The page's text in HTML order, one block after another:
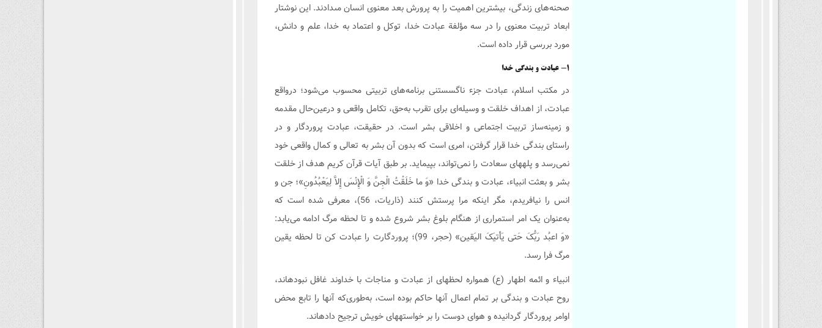
صحنه‌های زندگى، بیشترین اهمیت را به پرورش بعد معنوی انسان مى‏دادند. این نوشتار
ابعاد تربیت معنوی را در سه مؤلفة عبادت خدا، توکل و اعتماد به خدا، علم و دانش،
مورد بررسی قرار داده است.
1- عبادت و بندگی خدا
در مکتب اسلام، عبادت جزء ناگسستنی برنامه‌های تربیتی محسوب می‌شود؛ درواقع
عبادت، از اهداف خلقت و وسیله‌ای برای تقرب به‌حق، تکامل واقعی و درعین‌حال مقدمه
و زمینه‌ساز تربیت اجتماعی و اخلاقی بشر است. در حقیقت، عبادت پروردگار و در
راستای بندگی خدا قرار گرفتن، امری است که بدون آن بشر به تعالی و کمال واقعی خود
نمی‌رسد و پله‎های سعادت را نمی‌تواند، بپیماید. بر طبق آیات قرآن کریم هدف از خلقت
بشر و بعثت انبیاء، عبادت و بندگی خدا «وَ ما خَلَقْتُ الْجِنَّ وَ الْإِنْسَ إِلاَّ لِیَعْبُدُونِ»؛ جن و
انس را نیافریدم، مگر اینکه مرا پرستش کنند (ذاریات، 56)، معرفی شده است که
به‌عنوان یک امر استمراری از هنگام بلوغ بشر شروع شده و تا لحظه مرگ ادامه می‌‏یابد:
«وَ اعبُد رَبُّکَ حَتی یَأتیَکَ الیَقین» (حجر، 99)؛ پروردگارت را عبادت کن تا لحظه یقین
مرگ فرا رسد.
انبیاء و ائمه اطهار (ع) همواره لحظه‎ای از عبادت و مناجات با خداوند غافل نبوده‎اند،
روح عبادت و بندگی بر تمام اعمال آنها حاکم بوده است، به‌طوری‌که آنها را تابع محض
اوامر پروردگار گردانیده و هوای دوست را بر خواسته‎های خویش ترجیح داده‎اند.